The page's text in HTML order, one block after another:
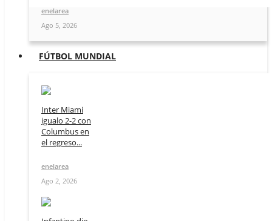
enelarea
Ago 5, 2026
FÚTBOL MUNDIAL
Inter Miami
igualo 2-2 con
Columbus en
el regreso...
enelarea
Ago 2, 2026